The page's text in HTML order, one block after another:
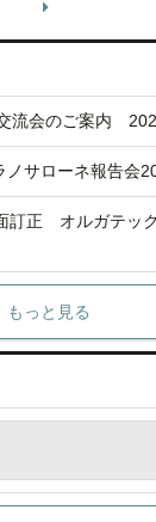
流会のご案内
サローネ報告会
訂正 オルガテッ
もっと見る